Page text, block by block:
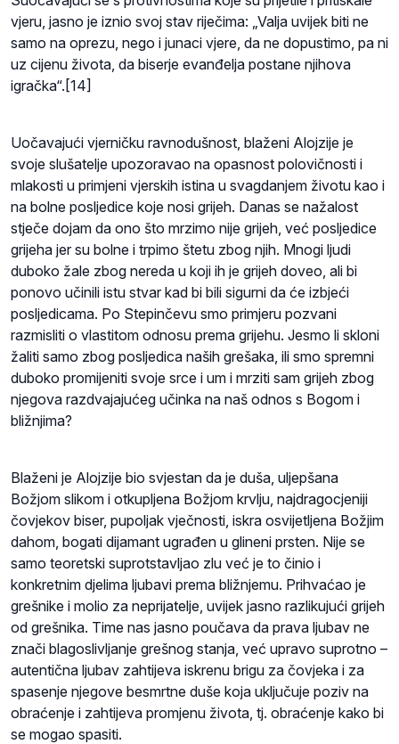
vjeru, jasno je iznio svoj stav riječima: „Valja uvijek biti ne
samo na oprezu, nego i junaci vjere, da ne dopustimo, pa ni
uz cijenu života, da biserje evanđelja postane njihova
igračka“.[14]
Uočavajući vjerničku ravnodušnost, blaženi Alojzije je
svoje slušatelje upozoravao na opasnost polovičnosti i
mlakosti u primjeni vjerskih istina u svagdanjem životu kao i
na bolne posljedice koje nosi grijeh. Danas se nažalost
stječe dojam da ono što mrzimo nije grijeh, već posljedice
grijeha jer su bolne i trpimo štetu zbog njih. Mnogi ljudi
duboko žale zbog nereda u koji ih je grijeh doveo, ali bi
ponovo učinili istu stvar kad bi bili sigurni da će izbjeći
posljedicama. Po Stepinčevu smo primjeru pozvani
razmisliti o vlastitom odnosu prema grijehu. Jesmo li skloni
žaliti samo zbog posljedica naših grešaka, ili smo spremni
duboko promijeniti svoje srce i um i mrziti sam grijeh zbog
njegova razdvajajućeg učinka na naš odnos s Bogom i
bližnjima?
Blaženi je Alojzije bio svjestan da je duša, uljepšana
Božjom slikom i otkupljena Božjom krvlju, najdragocjeniji
čovjekov biser, pupoljak vječnosti, iskra osvijetljena Božjim
dahom, bogati dijamant ugrađen u glineni prsten. Nije se
samo teoretski suprotstavljao zlu već je to činio i
konkretnim djelima ljubavi prema bližnjemu. Prihvaćao je
grešnike i molio za neprijatelje, uvijek jasno razlikujući grijeh
od grešnika. Time nas jasno poučava da prava ljubav ne
znači blagoslivljanje grešnog stanja, već upravo suprotno –
autentična ljubav zahtijeva iskrenu brigu za čovjeka i za
spasenje njegove besmrtne duše koja uključuje poziv na
obraćenje i zahtijeva promjenu života, tj. obraćenje kako bi
se mogao spasiti.